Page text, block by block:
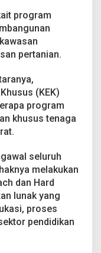
program
pertanian.
(KEK)
program
khusus tenaga
seluruh
melakukan
dan Hard
lunak yang
proses
pendidikan